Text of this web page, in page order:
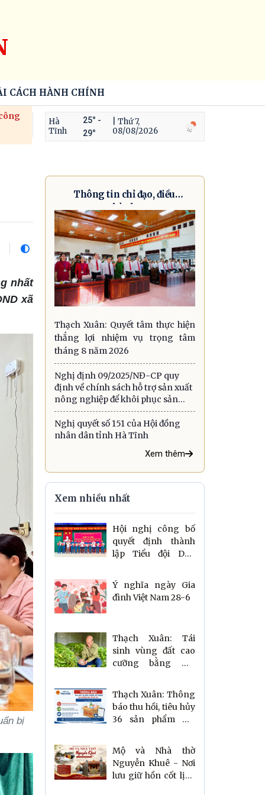
CÁCH HÀNH CHÍNH
Hà
Tĩnh
25° -
29°
| Thứ 7,
08/08/2026
nhất
xã
bị
Thông tin chỉ đạo, điều
hành
Thạch Xuân: Quyết tâm thực hiện
thắng lợi nhiệm vụ trọng tâm
tháng 8 năm 2026
Nghị định 09/2025/NĐ-CP quy
định về chính sách hỗ trợ sản xuất
nông nghiệp để khôi phục sản
xuất vùng bị thiệt hại do thiên tai,
dịch hại thực vật
Nghị quyết số 151 của Hội đồng
nhân dân tỉnh Hà Tĩnh
Xem thêm
Xem nhiều nhất
Hội nghị công bố
quyết định thành
lập Tiểu đội Dân
xã Thạch Xuân
Ý nghĩa ngày Gia
đình Việt Nam 28-6
Thạch Xuân: Tái
sinh vùng đất cao
cưỡng bằng mô
tằm
Thạch Xuân: Thông
báo thu hồi, tiêu hủy
36 sản phẩm mỹ
định
Mộ và Nhà thờ
Nguyễn Khuê - Nơi
lưu giữ hồn cốt lịch